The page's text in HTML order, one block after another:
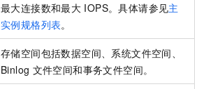
最大连接数和最大 IOPS。具体请参见主
实例规格列表。
存储空间包括数据空间、系统文件空间、
Binlog 文件空间和事务文件空间。